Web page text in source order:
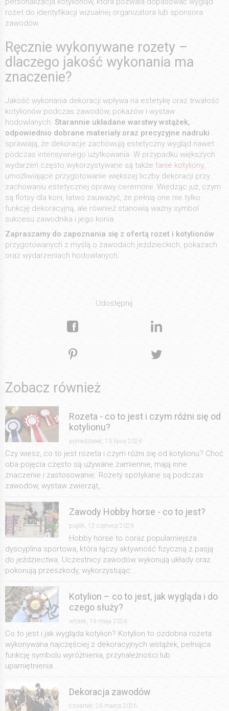
rozet do identyfikacji wizualnej organizatora lub sponsora
zawodów.
Ręcznie wykonywane rozety –
dlaczego jakość wykonania ma
znaczenie?
Jakość wykonania dekoracji wpływa na estetykę oraz trwałość
kotylionów podczas zawodów, pokazów i wystaw
hodowlanych. Starannie układane warstwy wstążek,
odpowiednio dobrane materiały oraz precyzyjne nadruki
sprawiają, że dekoracje zachowują estetyczny wygląd nawet
podczas intensywnego użytkowania. W przypadku większych
wydarzeń często wykorzystywane są także tanie kotyliony,
umożliwiające przygotowanie większej liczby dekoracji przy
zachowaniu estetycznej oprawy ceremonii. Wiedząc już, czym
są flotsy dla koni, łatwo zauważyć, że pełnią one nie tylko
funkcję dekoracyjną, ale również stanowią ważny symbol
sukcesu zawodnika i jego konia.
Zapraszamy do zapoznania się z ofertą rozet i kotylionów
przygotowanych z myślą o zawodach jeździeckich, pokazach
oraz wydarzeniach hodowlanych.
Udostępnij:
Zobacz również
Rozeta - co to jest i czym różni się od
kotylionu?
poniedziałek, 13 lipca 2026
Czy wiesz, co to jest rozeta i czym różni się od kotylionu? Choć
oba pojęcia często są używane zamiennie, mają inne
znaczenie i zastosowanie. Rozety spotykane są podczas
zawodów, wystaw zwierząt,...
Zawody Hobby horse - co to jest?
piątek, 12 czerwca 2026
Hobby horse to coraz popularniejsza
dyscyplina sportowa, która łączy aktywność fizyczną z pasją
do jeździectwa. Uczestnicy zawodów wykonują układy oraz
pokonują przeszkody, wykorzystując...
Kotylion – co to jest, jak wygląda i do
czego służy?
wtorek, 19 maja 2026
Co to jest i jak wygląda kotylion? Kotylion to ozdobna rozeta
wykonywana najczęściej z dekoracyjnych wstążek, pełniąca
funkcję symbolu wyróżnienia, przynależności lub
upamiętnienia...
Dekoracja zawodów
czwartek, 26 marca 2026